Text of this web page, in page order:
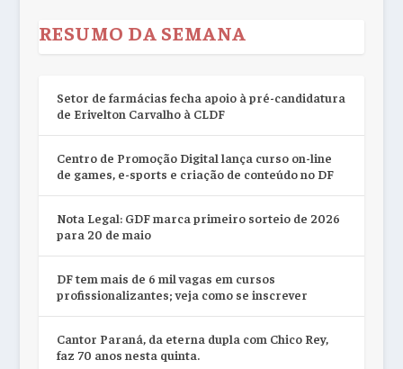
RESUMO DA SEMANA
Setor de farmácias fecha apoio à pré-candidatura
de Erivelton Carvalho à CLDF
Centro de Promoção Digital lança curso on-line
de games, e-sports e criação de conteúdo no DF
Nota Legal: GDF marca primeiro sorteio de 2026
para 20 de maio
DF tem mais de 6 mil vagas em cursos
profissionalizantes; veja como se inscrever
Cantor Paraná, da eterna dupla com Chico Rey,
faz 70 anos nesta quinta.